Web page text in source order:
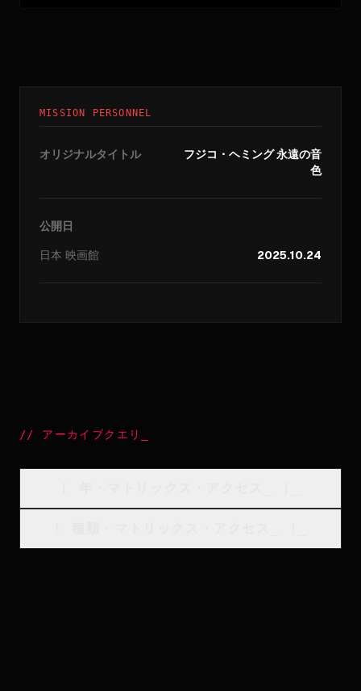
MISSION PERSONNEL
オリジナルタイトル
フジコ・ヘミング 永遠の音
色
公開日
日本 映画館 2025.10.24
// アーカイブクエリ